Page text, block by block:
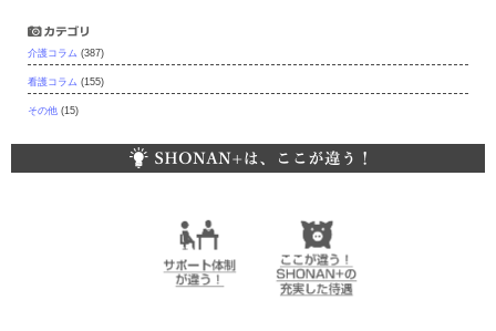
カテゴリ
介護コラム (387)
看護コラム (155)
その他 (15)